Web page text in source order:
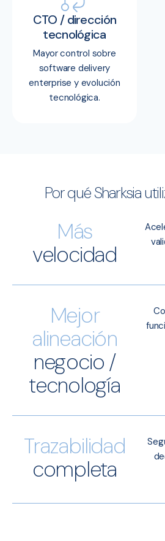
CTO / dirección
tecnológica
Mayor control sobre
software delivery
enterprise y evolución
tecnológica.
Por qué Sharksia
Más
velocidad
Mejor
alineación
negocio /
tecnología
Trazabilidad
completa